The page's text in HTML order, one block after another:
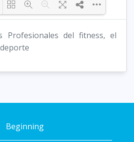
Loading PDF 29% ...
Profesionales del fitness, el
Beginning